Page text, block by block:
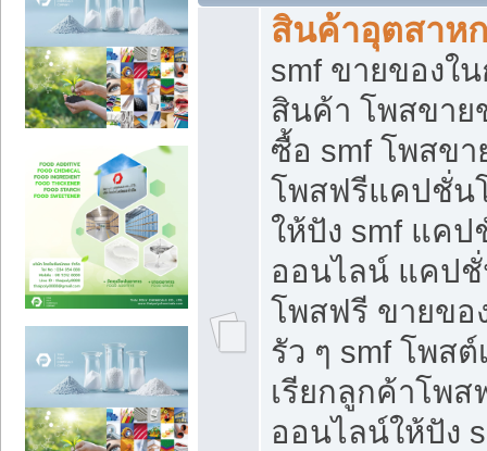
สินค้าอุตสาห
smf ขายของใ
สินค้า โพสขาย
ซื้อ smf โพสข
โพสฟรีแคปชั่น
ให้ปัง smf แค
ออนไลน์ แคป
โพสฟรี ขายขอ
รัว ๆ smf โพส
เรียกลูกค้าโพส
ออนไลน์ให้ปัง